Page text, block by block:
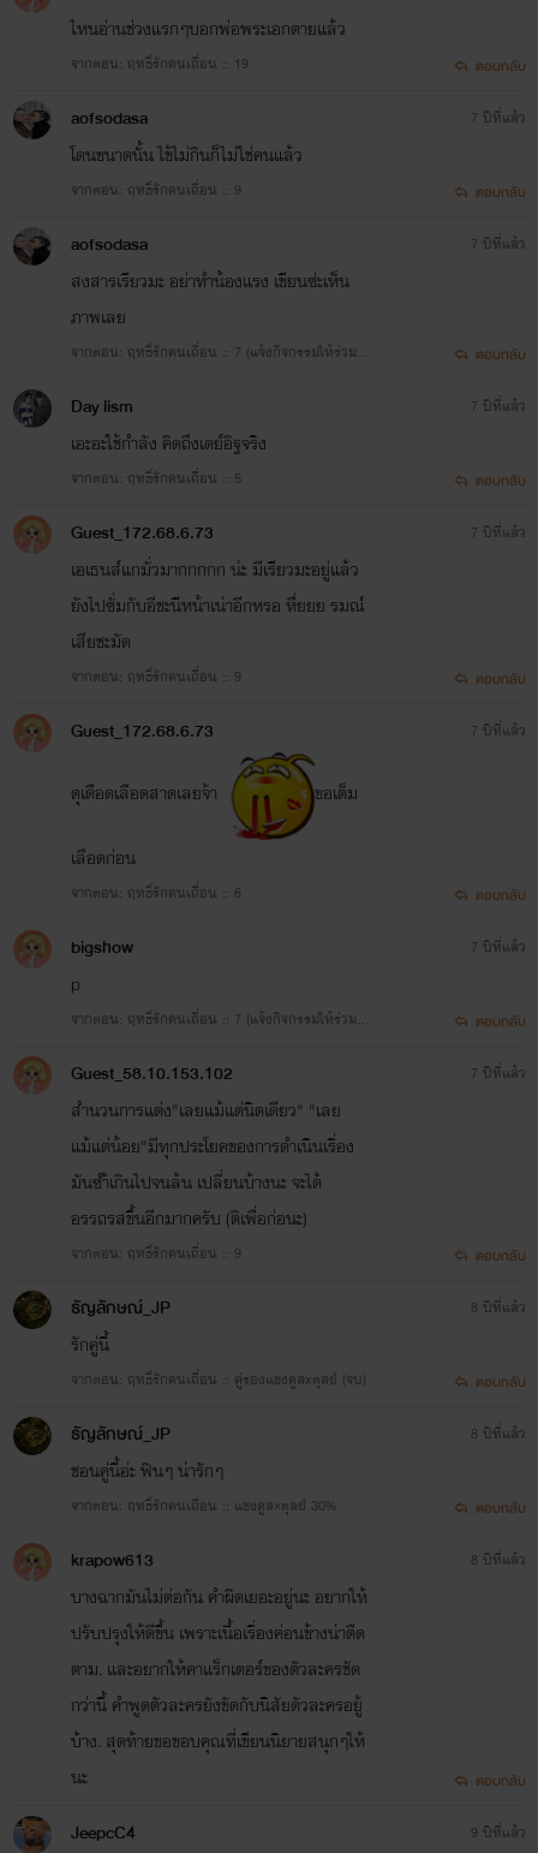
ไหนอ่านช่วงแรกๆบอกพ่อพระเอกตายแล้ว
จากตอน: ฤทธิ์รักคนเถื่อน :: 19 ตอบกลับ
aofsodasa
โดนขนาดนั้น ไข้ไม่กินก็ไม่ใช่คนแล้ว
จากตอน: ฤทธิ์รักคนเถื่อน :: 9
7 ปีที่แล้ว
ตอบกลับ
aofsodasa
สงสารเรียวมะ อย่าทำน้องแรง เขียนซ่ะเห็น
ภาพเลย
จากตอน: ฤทธิ์รักคนเถื่อน :: 7 (แจ้งกิจกรรมให้ร่วมส
7 ปีที่แล้ว
ตอบกลับ
Day lism
เอะอะใช้กำลัง คิดถึงเดย์อิฐจริง
จากตอน: ฤทธิ์รักคนเถื่อน :: 5
7 ปีที่แล้ว
ตอบกลับ
Guest_172.68.6.73
เอเธนส์แกมั่วมากกกกก น่ะ มีเรียวมะอยู่แล้ว
ยังไปซั่มกับอีชะนีหน้าเน่าอีกหรอ หึ่ยยย รมณ์
เสียชะมัด
จากตอน: ฤทธิ์รักคนเถื่อน :: 9
7 ปีที่แล้ว
ตอบกลับ
Guest_172.68.6.73
ดุเดือดเลือดสาดเลยจ้า ขอเต็ม
เลือดก่อน
จากตอน: ฤทธิ์รักคนเถื่อน :: 6
7 ปีที่แล้ว
ตอบกลับ
bigshow
p
จากตอน: ฤทธิ์รักคนเถื่อน :: 7 (แจ้งกิจกรรมให้ร่วมส
7 ปีที่แล้ว
ตอบกลับ
Guest_58.10.153.102
สำนวนการแต่ง"เลยแม้แต่นิดเดียว" "เลย
แม้แต่น้อย"มีทุกประโยคของการดำเนินเรื่อง
มันซำ้เกินไปจนล้น เปลี่ยนบ้างนะ จะได้
อรรถรสขึ้นอีกมากครับ (ติเพื่อก่อนะ)
จากตอน: ฤทธิ์รักคนเถื่อน :: 9
7 ปีที่แล้ว
ตอบกลับ
ธัญลักษณ์_JP
รักคู่นี้
จากตอน: ฤทธิ์รักคนเถื่อน :: คู่รองแชงคูสxตุลย์ (จบ)
8 ปีที่แล้ว
ตอบกลับ
ธัญลักษณ์_JP
ชอนคู่นี้อ่ะ ฟินๆ น่ารักๆ
จากตอน: ฤทธิ์รักคนเถื่อน :: แชงคูส×ตุลย์ 30%
8 ปีที่แล้ว
ตอบกลับ
krapow613
บางฉากมันไม่ต่อกัน คำผิดเยอะอยู่นะ อยากให้
ปรับปรุงให้ดีขึ้น เพราะเนื้อเรื่องค่อนข้างน่าตืด
ตาม. และอยากให้คาแร็กเตอร์ของตัวละครชัด
กว่านี้ คำพูดตัวละครยังขัดกับนิสัยตัวละครอยู้
บ้าง. สุดท้ายขอขอบคุณที่เขียนนิยายสนุกๆให้
นะ
8 ปีที่แล้ว
ตอบกลับ
JeepcC4 9 ปีที่แล้ว